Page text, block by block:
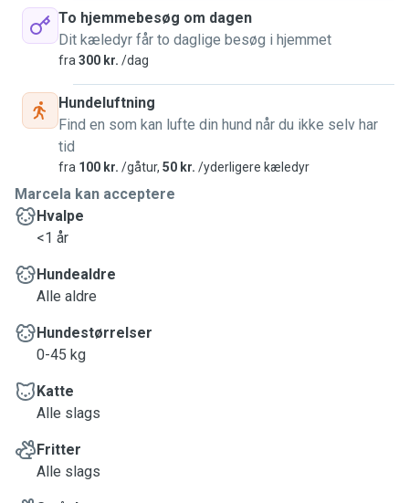
To hjemmebesøg om dagen
Dit kæledyr får to daglige besøg i hjemmet
fra 300 kr. /dag
Hundeluftning
Find en som kan lufte din hund når du ikke selv har
tid
fra 100 kr. /gåtur, 50 kr. /yderligere kæledyr
Marcela kan acceptere
Hvalpe
<1 år
Hundealdre
Alle aldre
Hundestørrelser
0-45 kg
Katte
Alle slags
Fritter
Alle slags